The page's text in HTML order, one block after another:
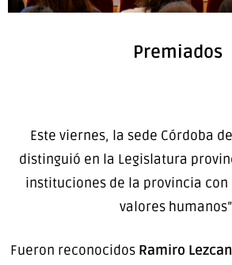
Premiados
Este viernes, la sede Córdoba
distinguió en la Legislatura
instituciones de la provincia con
valores
Fueron reconocidos Ramiro